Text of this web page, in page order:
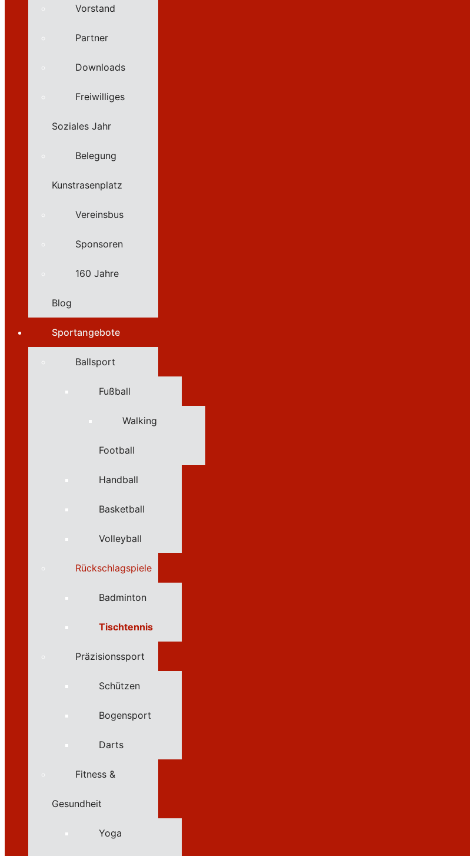
Vorstand
Partner
Downloads
Freiwilliges
Soziales Jahr
Belegung
Kunstrasenplatz
Vereinsbus
Sponsoren
160 Jahre
Blog
Sportangebote
Ballsport
Fußball
Walking
Football
Handball
Basketball
Volleyball
Rückschlagspiele
Badminton
Tischtennis
Präzisionssport
Schützen
Bogensport
Darts
Fitness &
Gesundheit
Yoga